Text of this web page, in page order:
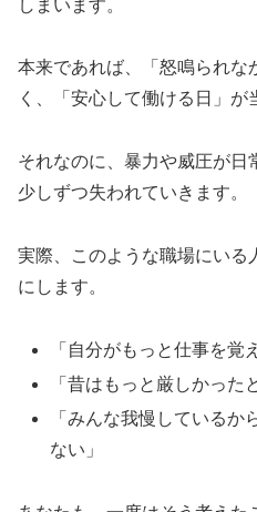
しまいます。
本来であれば、「怒鳴られな
く、「安心して働ける日」が
それなのに、暴力や威圧が
少しずつ失われていきます。
実際、このような職場にいる
にします。
「自分がもっと仕事を覚
「昔はもっと厳しかった
「みんな我慢しているか
ない」